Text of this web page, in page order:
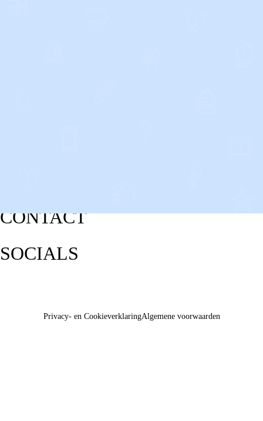
CONTACT
SOCIALS
Privacy- en CookieverklaringAlgemene voorwaarden